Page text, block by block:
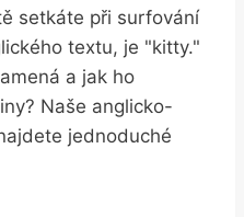
setkáte při surfování
textu, je "kitty."
a jak ho
Naše anglicko-
jednoduché⁣